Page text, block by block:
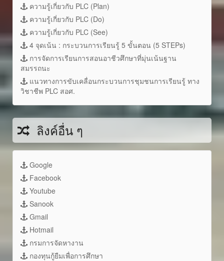
ความรู้เกี่ยวกับ PLC (Plan)
ความรู้เกี่ยวกับ PLC (Do)
ความรู้เกี่ยวกับ PLC (See)
4 จุดเน้น : กระบวนการเรียนรู้ 5 ขั้นตอน (5 STEPs)
การจัดการเรียนการสอนอาชีวศึกษาที่มุ่นเน้นฐาน
สมรรถนะ
แนวทางการขับเคลื่อนกระบวนการชุมชนการเรียนรู้ ทาง
วิชาชีพ PLC สอศ.
ลิงค์อื่น ๆ
Google
Facebook
Youtube
Sanook
Gmail
Hotmail
กรมการจัดหางาน
กองทุนกู้ยืมเพื่อการศึกษา